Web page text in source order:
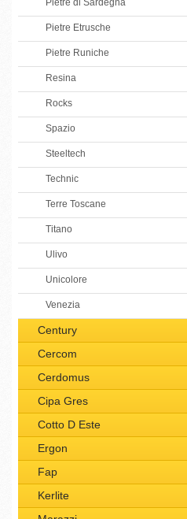
Pietre di Sardegna
Pietre Etrusche
Pietre Runiche
Resina
Rocks
Spazio
Steeltech
Technic
Terre Toscane
Titano
Ulivo
Unicolore
Venezia
Century
Cercom
Cerdomus
Cipa Gres
Cotto D Este
Ergon
Fap
Kerlite